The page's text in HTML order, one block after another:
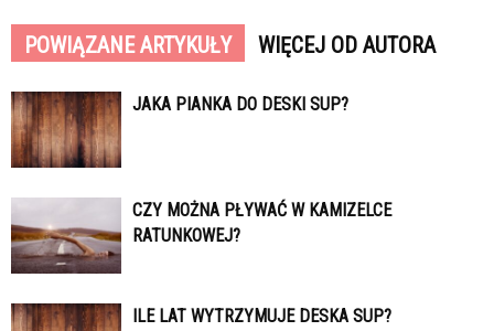
POWIĄZANE ARTYKUŁY WIĘCEJ OD AUTORA
JAKA PIANKA DO DESKI SUP?
CZY MOŻNA PŁYWAĆ W KAMIZELCE
RATUNKOWEJ?
ILE LAT WYTRZYMUJE DESKA SUP?